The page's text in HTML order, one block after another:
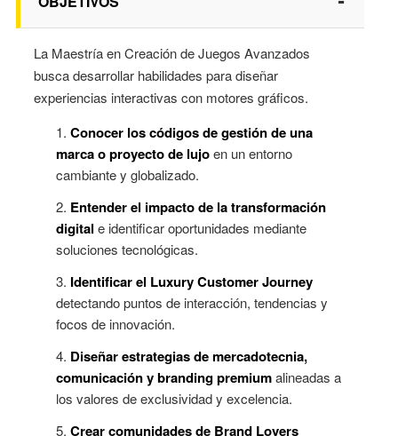
La Maestría en Creación de Juegos Avanzados
busca desarrollar habilidades para diseñar
experiencias interactivas con motores gráficos.
Conocer los códigos de gestión de una
marca o proyecto de lujoen un entorno
cambiante y globalizado.
Entender el impacto de la transformación
digital e identificar oportunidades mediante
soluciones tecnológicas.
Identificar el Luxury Customer Journey
detectando puntos de interacción, tendencias y
focos de innovación.
Diseñar estrategias de mercadotecnia,
comunicación y branding premiumalineadas a
los valores de exclusividad y excelencia.
Crear comunidades de Brand Lovers